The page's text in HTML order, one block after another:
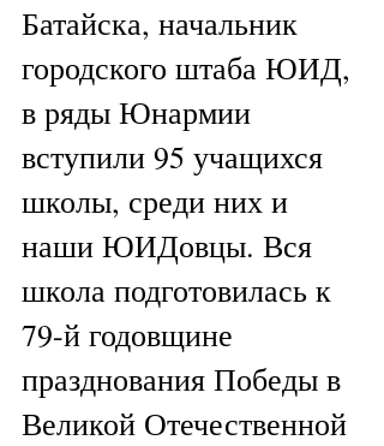
Батайска, начальник
городского штаба ЮИД,
в ряды Юнармии
вступили 95 учащихся
школы, среди них и
наши ЮИДовцы. Вся
школа подготовилась к
79-й годовщине
празднования Победы в
Великой Отечественной